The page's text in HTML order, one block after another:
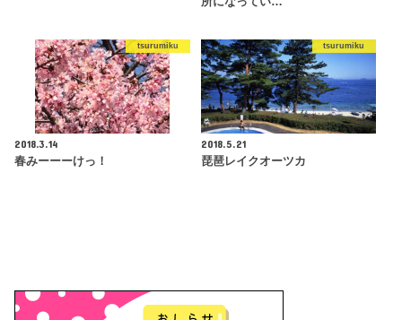
tsurumiku
2018.3.14
春みーーーけっ！
tsurumiku
2018.5.21
琵琶レイクオーツカ